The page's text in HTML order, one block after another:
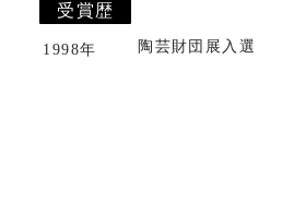
受賞歴
1998年 陶芸財団展入選